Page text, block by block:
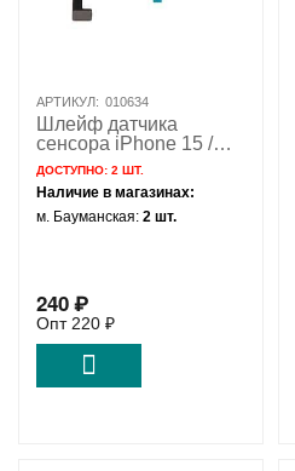
АРТИКУЛ: 010634
Шлейф датчика
сенсора iPhone 15 /
821-04357
ДОСТУПНО:2 ШТ.
Наличие в магазинах:
м. Бауманская:2 шт.
240₽
Опт 220 ₽